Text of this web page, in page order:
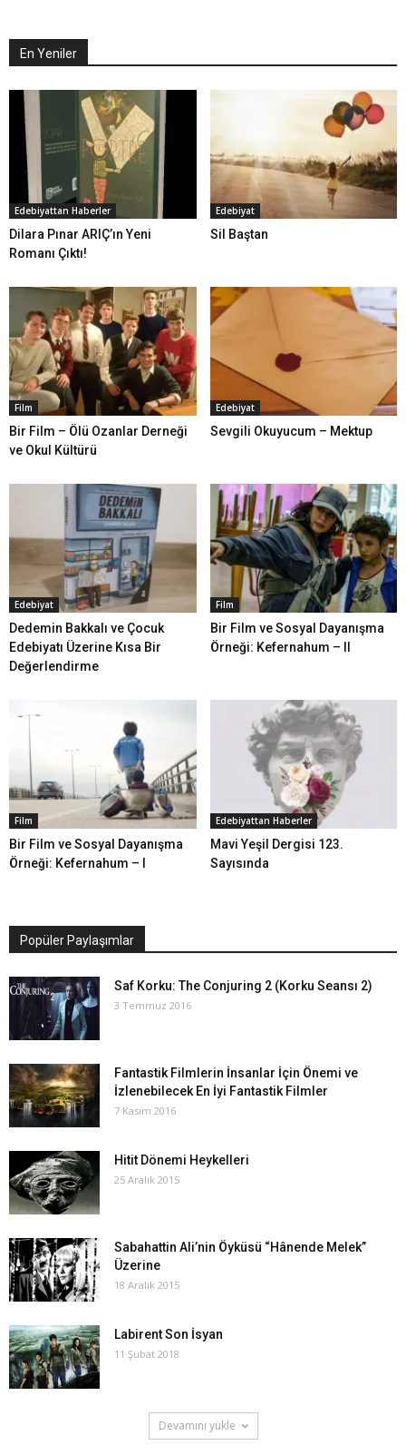
En Yeniler
Edebiyattan Haberler
Dilara Pınar ARIÇ’ın Yeni
Romanı Çıktı!
Edebiyat
Sil Baştan
Film
Bir Film – Ölü Ozanlar Derneği
ve Okul Kültürü
Edebiyat
Sevgili Okuyucum – Mektup
Edebiyat
Dedemin Bakkalı ve Çocuk
Edebiyatı Üzerine Kısa Bir
Değerlendirme
Film
Bir Film ve Sosyal Dayanışma
Örneği: Kefernahum – II
Film
Bir Film ve Sosyal Dayanışma
Örneği: Kefernahum – I
Edebiyattan Haberler
Mavi Yeşil Dergisi 123.
Sayısında
Popüler Paylaşımlar
Saf Korku: The Conjuring 2 (Korku Seansı 2)
3 Temmuz 2016
Fantastik Filmlerin İnsanlar İçin Önemi ve
İzlenebilecek En İyi Fantastik Filmler
7 Kasım 2016
Hitit Dönemi Heykelleri
25 Aralık 2015
Sabahattin Ali’nin Öyküsü “Hânende Melek”
Üzerine
18 Aralık 2015
Labirent Son İsyan
11 Şubat 2018
Devamını yükle